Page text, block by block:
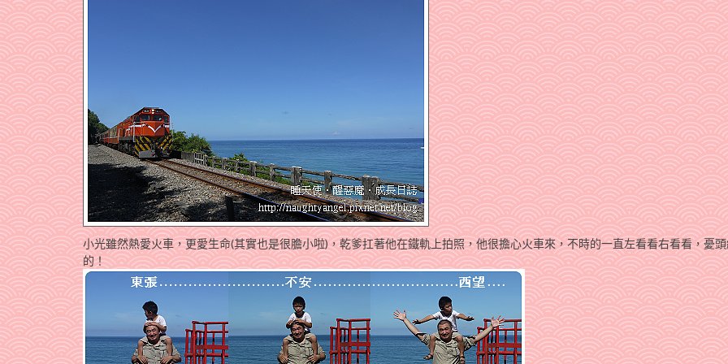
小光雖然熱愛火車，更愛生命(其實也是很膽小啦)，乾爹扛著他在鐵軌上拍照，他很擔心火車來，不時的一直左看看右看看，憂
的！